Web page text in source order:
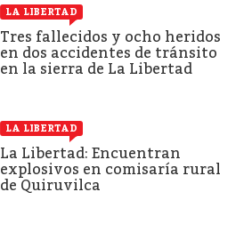
LA LIBERTAD
Tres fallecidos y ocho heridos
en dos accidentes de tránsito
en la sierra de La Libertad
LA LIBERTAD
La Libertad: Encuentran
explosivos en comisaría rural
de Quiruvilca